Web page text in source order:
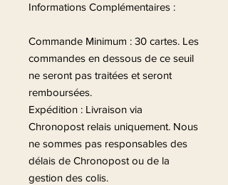
Informations Complémentaires :
Commande Minimum : 30 cartes. Les
commandes en dessous de ce seuil
ne seront pas traitées et seront
remboursées.
Expédition : Livraison via
Chronopost relais uniquement. Nous
ne sommes pas responsables des
délais de Chronopost ou de la
gestion des colis.